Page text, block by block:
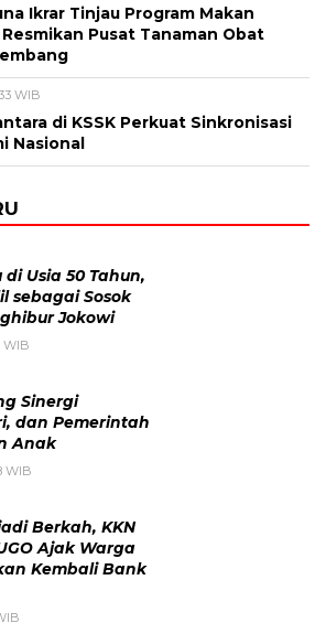
Ikrar Tinjau Program Makan
Pusat Tanaman Obat
WIB
di KSSK Perkuat Sinkronisasi
Nasional
di Usia 50 Tahun,
sebagai Sosok
Jokowi
WIB
Sinergi
dan Pemerintah
Anak
WIB
Berkah, KKN
Ajak Warga
Kembali Bank